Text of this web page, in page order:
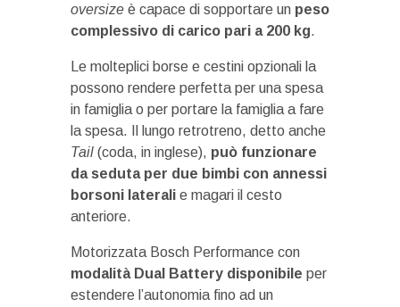
oversize è capace di sopportare un peso
complessivo di carico pari a 200 kg.
Le molteplici borse e cestini opzionali la
possono rendere perfetta per una spesa
in famiglia o per portare la famiglia a fare
la spesa. Il lungo retrotreno, detto anche
Tail (coda, in inglese), può funzionare
da seduta per due bimbi con annessi
borsoni laterali e magari il cesto
anteriore.
Motorizzata Bosch Performance con
modalità Dual Battery disponibile per
estendere l’autonomia fino ad un